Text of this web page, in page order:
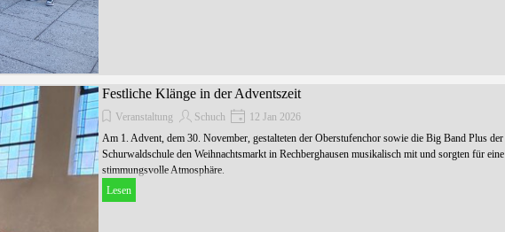
Festliche Klänge in der Adventszeit
Veranstaltung Schuch
12 Jan 2026
Am 1. Advent, dem 30. November, gestalteten der Oberstufenchor sowie die Big Band Plus der
Schurwaldschule den Weihnachtsmarkt in Rechberghausen musikalisch mit und sorgten für eine
stimmungsvolle Atmosphäre.
Lesen